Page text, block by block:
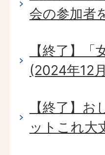
会の参加者
【終了】
(2024年12
【終了】
ットこれ大